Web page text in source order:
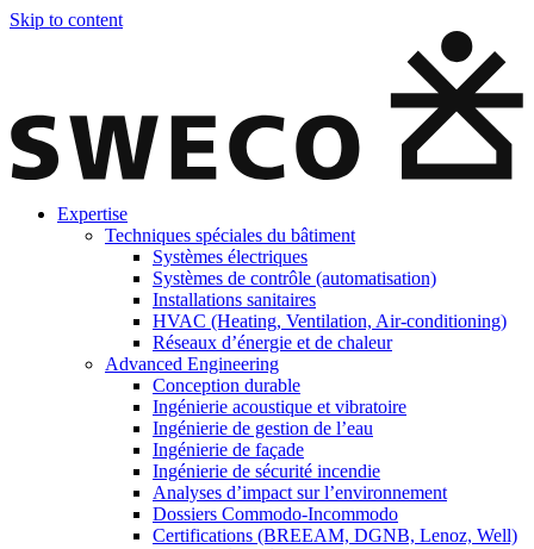
Skip to content
Expertise
Techniques spéciales du bâtiment
Systèmes électriques
Systèmes de contrôle (automatisation)
Installations sanitaires
HVAC (Heating, Ventilation, Air-conditioning)
Réseaux d’énergie et de chaleur
Advanced Engineering
Conception durable
Ingénierie acoustique et vibratoire
Ingénierie de gestion de l’eau
Ingénierie de façade
Ingénierie de sécurité incendie
Analyses d’impact sur l’environnement
Dossiers Commodo-Incommodo
Certifications (BREEAM, DGNB, Lenoz, Well)